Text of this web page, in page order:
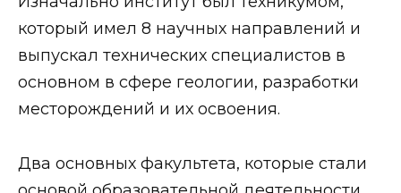
который имел 8 научных направлений и
выпускал технических специалистов в
основном в сфере геологии, разработки
месторождений и их освоения.
Два основных факультета, которые стали